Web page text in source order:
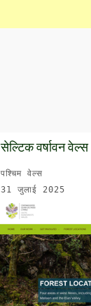
सेल्टिक वर्षावन वेल्स
पश्चिम वेल्स
31 जुलाई 2025